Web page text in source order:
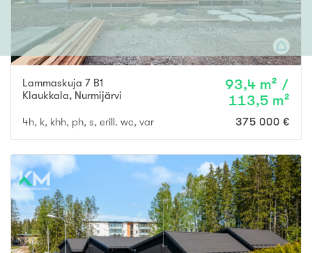
Lammaskuja 7 B1
Klaukkala, Nurmijärvi
93,4 m² /
113,5 m²
4h, k, khh, ph, s, erill. wc, var 375 000 €